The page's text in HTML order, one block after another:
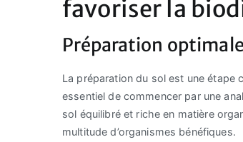
favoriser la
Préparation
La préparation du sol est une étape
essentiel de commencer par une
sol équilibré et riche en matière
multitude d’organismes bénéfiques.